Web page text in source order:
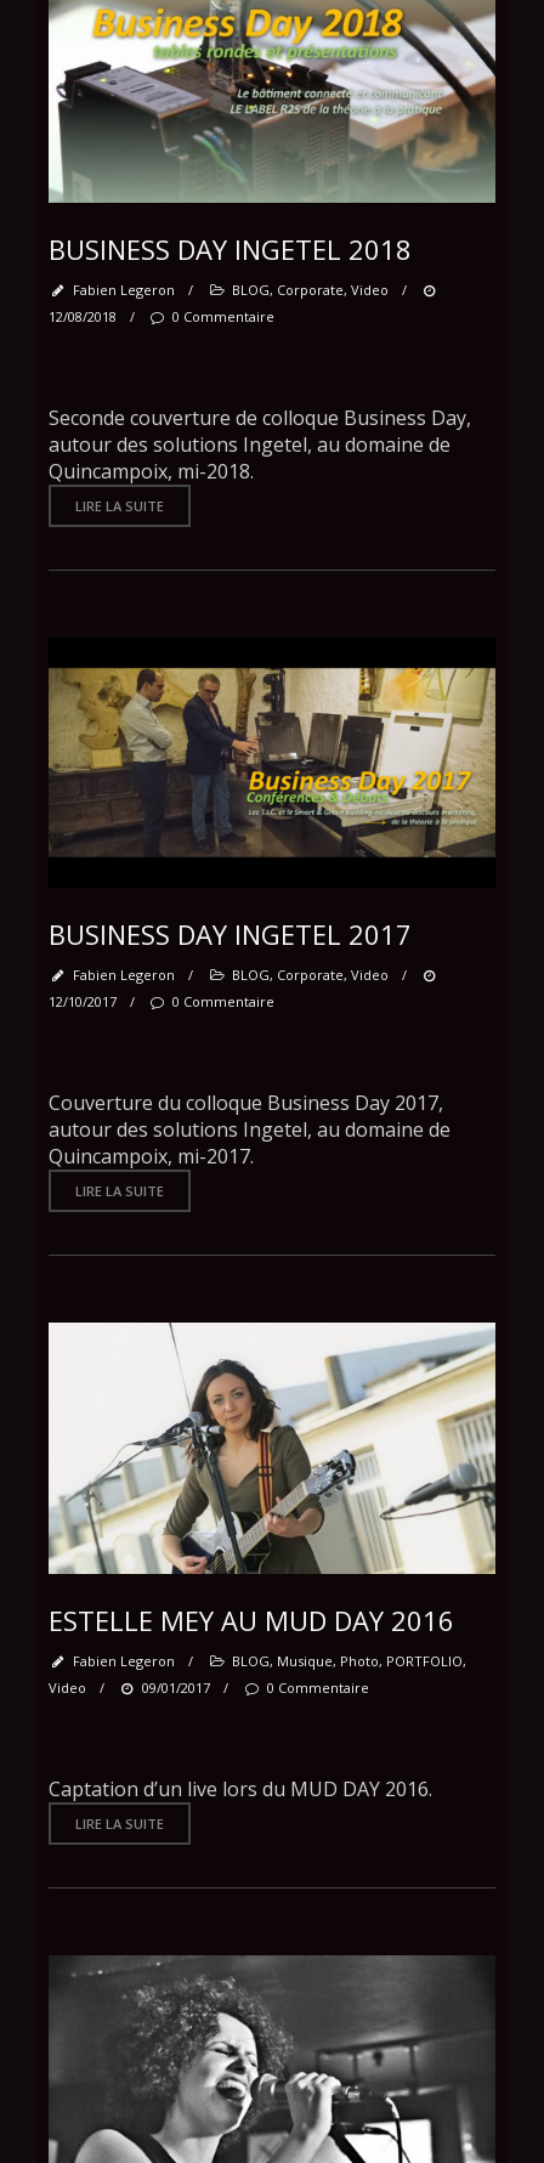
BUSINESS DAY INGETEL 2018
Fabien Legeron / BLOG, Corporate, Video
/
12/08/2018
/ 0 Commentaire
Seconde couverture de colloque Business Day,
autour des solutions Ingetel, au domaine de
Quincampoix, mi-2018.
LIRE LA SUITE
BUSINESS DAY INGETEL 2017
Fabien Legeron / BLOG, Corporate, Video
/
12/10/2017
/ 0 Commentaire
Couverture du colloque Business Day 2017,
autour des solutions Ingetel, au domaine de
Quincampoix, mi-2017.
LIRE LA SUITE
ESTELLE MEY AU MUD DAY 2016
Fabien Legeron / BLOG, Musique, Photo, PORTFOLIO,
Video
/ 09/01/2017 / 0 Commentaire
Captation d’un live lors du MUD DAY 2016.
LIRE LA SUITE